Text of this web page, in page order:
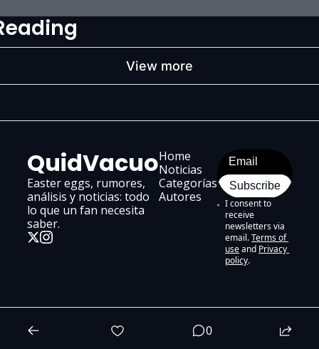
View more
QuidVacuo
Easter eggs, rumores,
análisis y noticias: todo
lo que un fan necesita
saber.
Home
Noticias
Categorías
Autores
Subscribe
I consent to
receive
newsletters via
email.Terms of
useand Privacy
policy.
Powered by beehiiv0